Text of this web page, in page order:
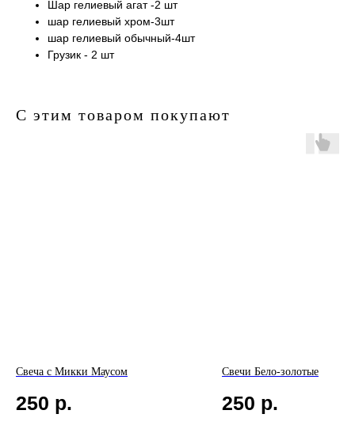
Шар гелиевый агат -2 шт
шар гелиевый хром-3шт
шар гелиевый обычный-4шт
Грузик - 2 шт
С этим товаром покупают
Свеча с Микки Маусом
250 р.
Свечи Бело-золотые
250 р.